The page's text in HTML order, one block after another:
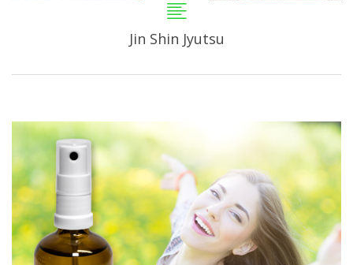
Jin Shin Jyutsu